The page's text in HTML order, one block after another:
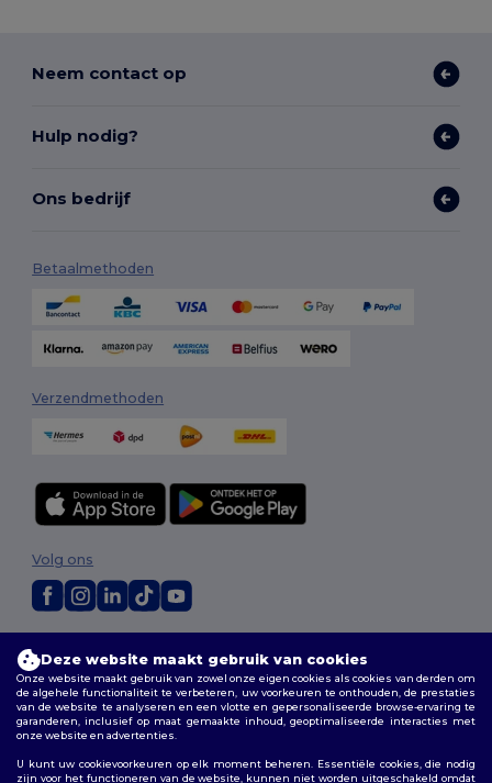
Neem contact op
Hulp nodig?
Ons bedrijf
Betaalmethoden
Verzendmethoden
Algemene voorwaarden|Aanpassingsbeleid|Privacybeleid
Cookiebeleid|Sitemap
Volg ons
Bruxelles |Anvers |Mortsel| Lierre |
Deze website maakt gebruik van cookies
Onze website maakt gebruik van zowel onze eigen cookies als cookies van derden om
de algehele functionaliteit te verbeteren, uw voorkeuren te onthouden, de prestaties
van de website te analyseren en een vlotte en gepersonaliseerde browse-ervaring te
garanderen, inclusief op maat gemaakte inhoud, geoptimaliseerde interacties met
onze website en advertenties.
U kunt uw cookievoorkeuren op elk moment beheren. Essentiële cookies, die nodig
zijn voor het functioneren van de website, kunnen niet worden uitgeschakeld omdat